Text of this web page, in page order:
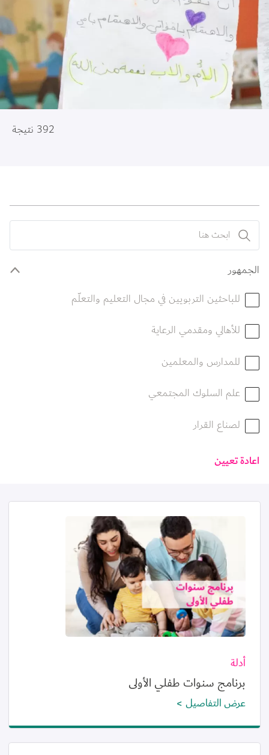
الجمهور
للباحثين التربويين في مجال التعليم والتعلّم
للأهالي ومقدمي الرعاية
للمدارس والمعلمين
علم السلوك المجتمعي
لصناع القرار
اعادة تعيين
392 نتيجة
أدلة
برنامج سنوات طفلي الأولى
عرض التفاصيل